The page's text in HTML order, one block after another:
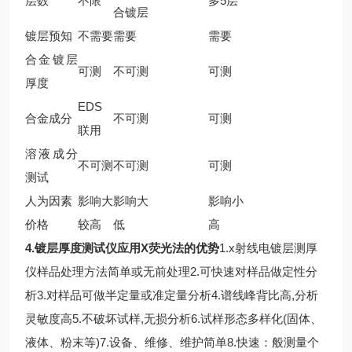
合镀层
镀层预知 不需要需要
需要
合金镀层
厚度
可测 不可测 可测
合金成分
EDS
联用
不可测 可测
溶液成分
测试
不可测不可测 可测
人为因素 影响大影响大
影响小
价格
较高 低
高
4.镀层厚度测试仪应用X荧光法的优势1.x射线电镀层测厚
仪样品处理方法简单或无前处理2.可快速对样品做定性分
析3.对样品可做半定量或准定量分析4.谱线峰背比高,分析
灵敏度高5.不破坏试样,无损分析6.试样形态多样化(固体、
液体、粉末等)7.设备、维修、维护简单8.快速：般测量个